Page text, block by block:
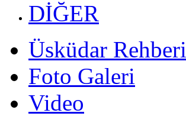
DİĞER
Üsküdar Rehberi
Foto Galeri
Video